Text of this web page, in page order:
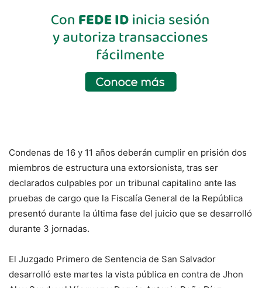
Condenas de 16 y 11 años deberán cumplir en prisión dos
miembros de estructura una extorsionista, tras ser
declarados culpables por un tribunal capitalino ante las
pruebas de cargo que la Fiscalía General de la República
presentó durante la última fase del juicio que se desarrolló
durante 3 jornadas.
El Juzgado Primero de Sentencia de San Salvador
desarrolló este martes la vista pública en contra de Jhon